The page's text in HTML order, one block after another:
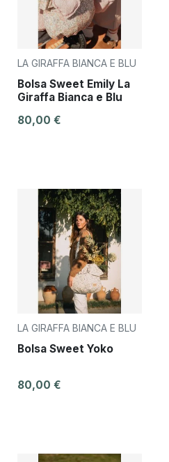
LA GIRAFFA BIANCA E BLU
Bolsa Sweet Emily La
Giraffa Bianca e Blu
80,00 €
LA GIRAFFA BIANCA E BLU
Bolsa Sweet Yoko
80,00 €